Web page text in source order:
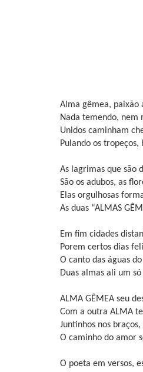
Alma gêmea, paixão
Nada temendo, nem
Unidos caminham
Pulando os tropeços,
As lagrimas que são
São os adubos, as
Elas orgulhosas
As duas “ALMAS
Em fim cidades
Porem certos dias
O canto das águas
Duas almas ali um
ALMA GÊMEA seu
Com a outra ALMA
Juntinhos nos
O caminho do amor
O poeta em versos,